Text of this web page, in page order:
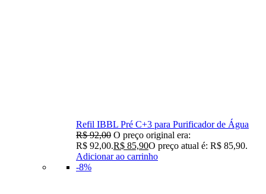
Refil IBBL Pré C+3 para Purificador de Água
R$92,00 O preço original era:
R$ 92,00.R$ 85,90O preço atual é: R$ 85,90.
Adicionar ao carrinho
-8%